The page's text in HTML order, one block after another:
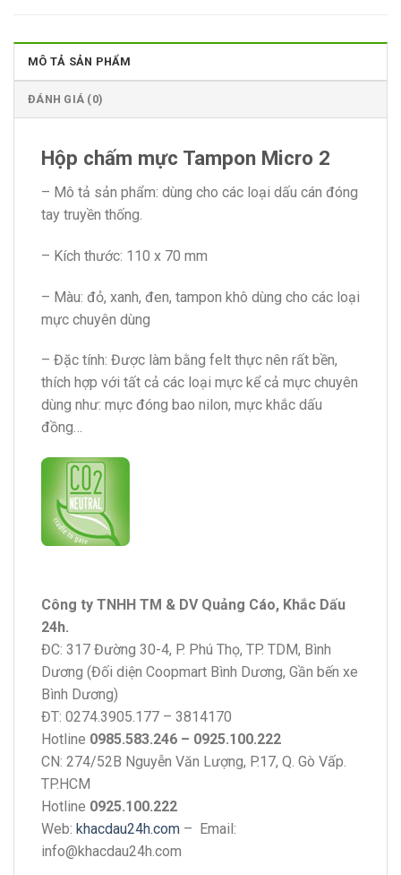
MÔ TẢ SẢN PHẨM
ĐÁNH GIÁ (0)
Hộp chấm mực Tampon Micro 2
– Mô tả sản phẩm: dùng cho các loại dấu cán đóng
tay truyền thống.
– Kích thước: 110 x 70 mm
– Màu: đỏ, xanh, đen, tampon khô dùng cho các loại
mực chuyên dùng
– Đặc tính: Được làm bằng felt thực nên rất bền,
thích hợp với tất cả các loại mực kể cả mực chuyên
dùng như: mực đóng bao nilon, mực khắc dấu
đồng…
Công ty TNHH TM & DV Quảng Cáo, Khắc Dấu
24h.
ĐC: 317 Đường 30-4, P. Phú Thọ, TP. TDM, Bình
Dương (Đối diện Coopmart Bình Dương, Gần bến xe
Bình Dương)
ĐT: 0274.3905.177 – 3814170
Hotline 0985.583.246 – 0925.100.222
CN: 274/52B Nguyễn Văn Lượng, P.17, Q. Gò Vấp.
TP.HCM
Hotline 0925.100.222
Web: khacdau24h.com – Email:
info@khacdau24h.com